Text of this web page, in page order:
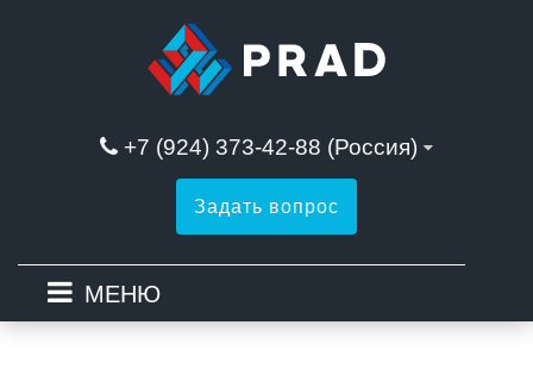
+7 (924) 373-42-88 (Россия)
Задать вопрос
МЕНЮ